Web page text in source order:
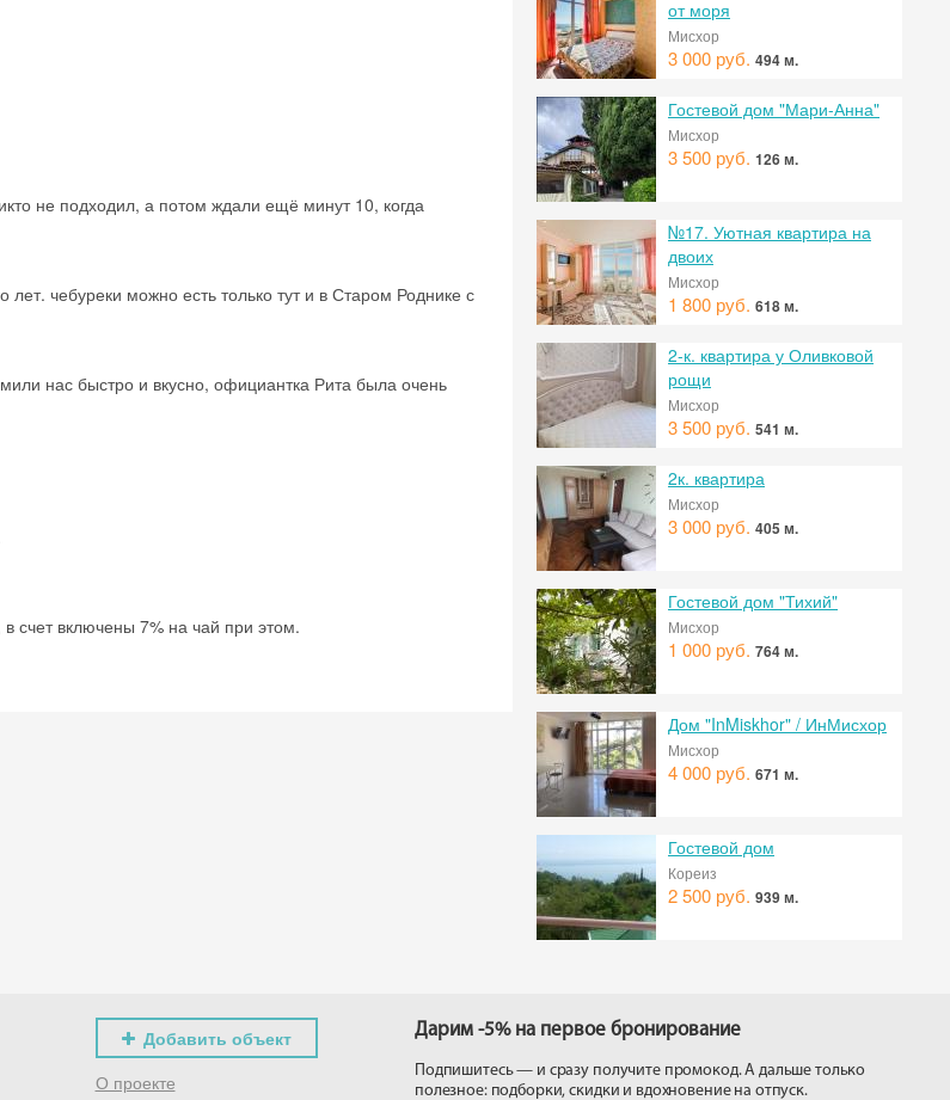
не подходил, а потом ждали ещё минут 10, когда
чебуреки можно есть только тут и в Старом Роднике с
нас быстро и вкусно, официантка Рита была очень
счет включены 7% на чай при этом.
от моря
Мисхор
3 000 руб. 494 м.
Гостевой дом "Мари-Анна"
Мисхор
3 500 руб. 126 м.
№17. Уютная квартира на
двоих
Мисхор
1 800 руб. 618 м.
2-к. квартира у Оливковой
рощи
Мисхор
3 500 руб. 541 м.
2к. квартира
Мисхор
3 000 руб. 405 м.
Гостевой дом "Тихий"
Мисхор
1 000 руб. 764 м.
Дом "InMiskhor" / ИнМисхор
Мисхор
4 000 руб. 671 м.
Гостевой дом
Кореиз
2 500 руб. 939 м.
Добавить объект
О проекте
Дарим -5% на первое бронирование
Подпишитесь — и сразу получите промокод. А дальше только
полезное: подборки, скидки и вдохновение на отпуск.
Хочешь дешевле? Оставь почту и получи промокод на